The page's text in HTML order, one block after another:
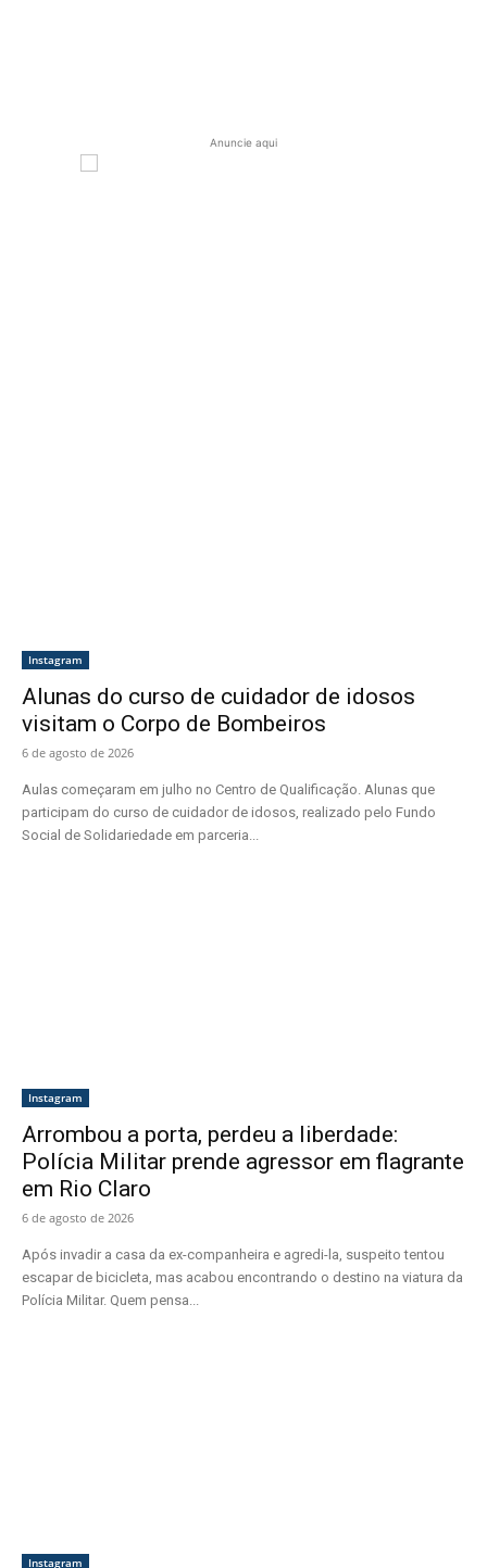
Anuncie aqui
Instagram
Alunas do curso de cuidador de idosos
visitam o Corpo de Bombeiros
6 de agosto de 2026
Aulas começaram em julho no Centro de Qualificação. Alunas que
participam do curso de cuidador de idosos, realizado pelo Fundo
Social de Solidariedade em parceria...
Instagram
Arrombou a porta, perdeu a liberdade:
Polícia Militar prende agressor em flagrante
em Rio Claro
6 de agosto de 2026
Após invadir a casa da ex-companheira e agredi-la, suspeito tentou
escapar de bicicleta, mas acabou encontrando o destino na viatura da
Polícia Militar. Quem pensa...
Instagram